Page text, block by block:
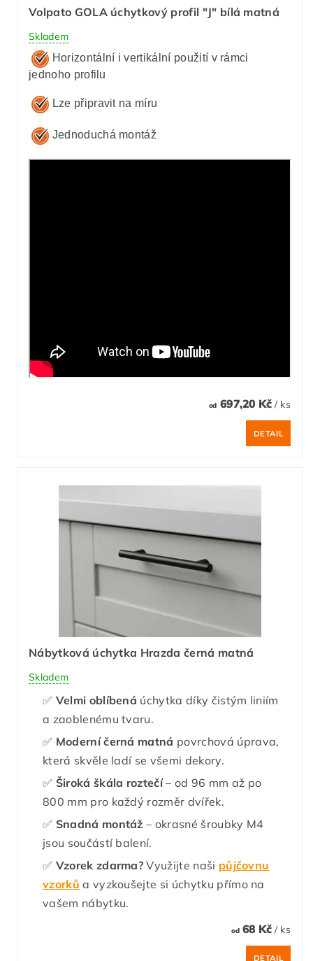
Volpato GOLA úchytkový profil "J" bílá matná
Skladem
Horizontální i vertikální použití v rámci
jednoho profilu
Lze připravit na míru
Jednoduchá montáž
od 697,20 Kč / ks
DETAIL
Nábytková úchytka Hrazda černá matná
Skladem
✅ Velmi oblíbená úchytka díky čistým liniím
a zaoblenému tvaru.
✅ Moderní černá matná povrchová úprava,
která skvěle ladí se všemi dekory.
✅ Široká škála roztečí– od 96 mm až po
800 mm pro každý rozměr dvířek.
✅ Snadná montáž – okrasné šroubky M4
jsou součástí balení.
✅ Vzorek zdarma? Využijte naši půjčovnu
vzorků a vyzkoušejte si úchytku přímo na
vašem nábytku.
od68 Kč / ks
DETAIL